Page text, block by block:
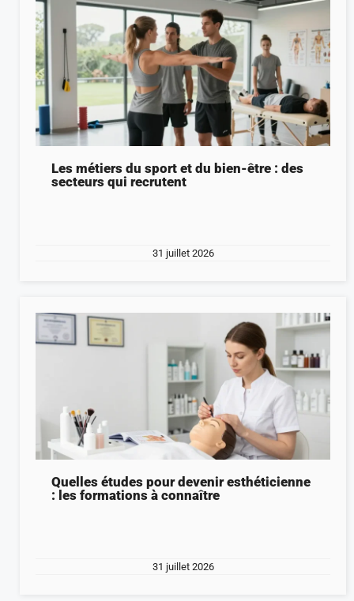
Les métiers du sport et du bien-être : des
secteurs qui recrutent
31 juillet 2026
Quelles études pour devenir esthéticienne
: les formations à connaître
31 juillet 2026